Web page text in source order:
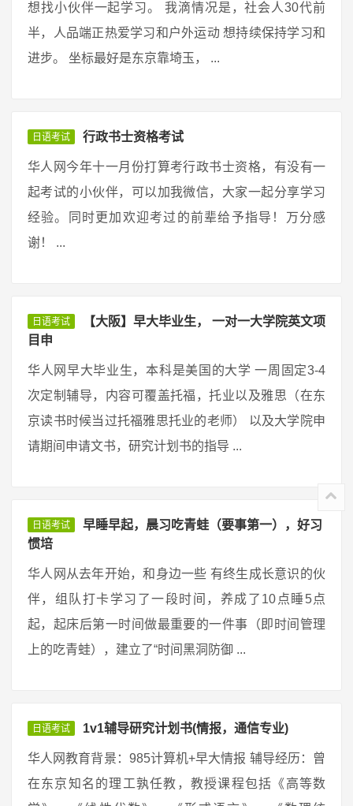
想找小伙伴一起学习。 我滴情况是，社会人30代前
半，人品端正热爱学习和户外运动 想持续保持学习和
进步。 坐标最好是东京靠埼玉， ...
日语考试 行政书士资格考试
华人网今年十一月份打算考行政书士资格，有没有一
起考试的小伙伴，可以加我微信，大家一起分享学习
经验。同时更加欢迎考过的前辈给予指导！万分感
谢！ ...
日语考试
【大阪】早大毕业生， 一对一大学院英文项
目申
华人网早大毕业生，本科是美国的大学 一周固定3-4
次定制辅导，内容可覆盖托福，托业以及雅思（在东
京读书时候当过托福雅思托业的老师） 以及大学院申
请期间申请文书，研究计划书的指导 ...
日语考试
早睡早起，晨习吃青蛙（要事第一），好习
惯培
华人网从去年开始，和身边一些 有终生成长意识的伙
伴，组队打卡学习了一段时间，养成了10点睡5点
起，起床后第一时间做最重要的一件事（即时间管理
上的吃青蛙），建立了“时间黑洞防御 ...
日语考试 1v1辅导研究计划书(情报，通信专业)
华人网教育背景：985计算机+早大情报 辅导经历：曾
在东京知名的理工孰任教，教授课程包括《高等数